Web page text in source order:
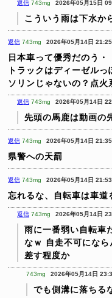
返信 743mg 2026年05月15日
こういう雨は下水か
返信 743mg 2026年05月14日 21:25
日本車って優秀だのう
トラックはディーゼル
ソリンじゃないの？点火
返信 743mg 2026年05月14日
先頭の馬鹿は動画の
返信 743mg 2026年05月14日 21:35
県警への天罰
返信 743mg 2026年05月14日 21:53
忘れるな、自転車は車道
返信 743mg 2026年05月14日
雨に一番弱い自転車
なｗ
自走不可にな
差す程度か
743mg 2026年05月14日
でも側溝に落ちる